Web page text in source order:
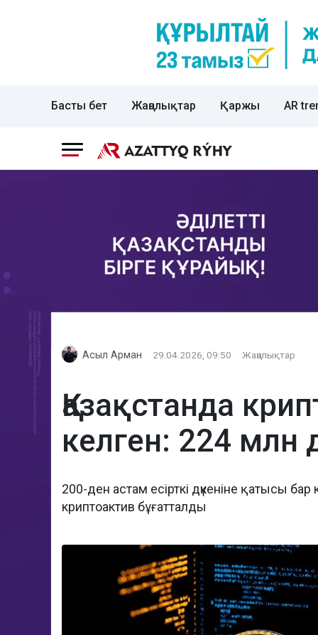
Басты бет Жаңалықтар Қаржы AR
Асыл Арман 29.04.2026, 09:50 Жаңалықтар
Қазақстанда
келген: 224 млн
200-ден астам есірткі дүкеніне қатысы
криптоактив бұғатталды